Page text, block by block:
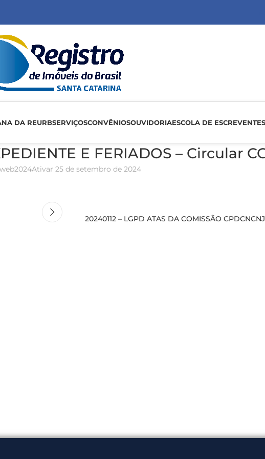
DA REURBSERVIÇOSCONVÊNIOSOUVIDORIAESCOLA DE ESCREVENTES
E FERIADOS – Circular
Ativar 25 de setembro de 2024
20240112 – LGPD ATAS DA COMISSÃO